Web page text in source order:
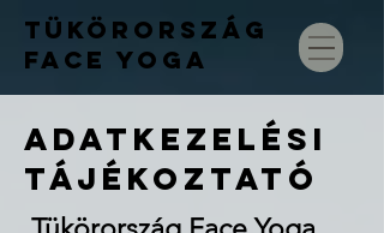
TÜKÖRORSZÁG
FACE YOGA
ADATKEZELÉSI
TÁJÉKOZTATÓ